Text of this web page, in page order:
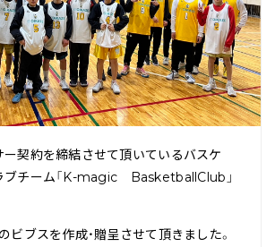
契約を締結させて頂いているバスケ
ブチーム「K-magic BasketballClub」
ビブスを作成・贈呈させて頂きました。